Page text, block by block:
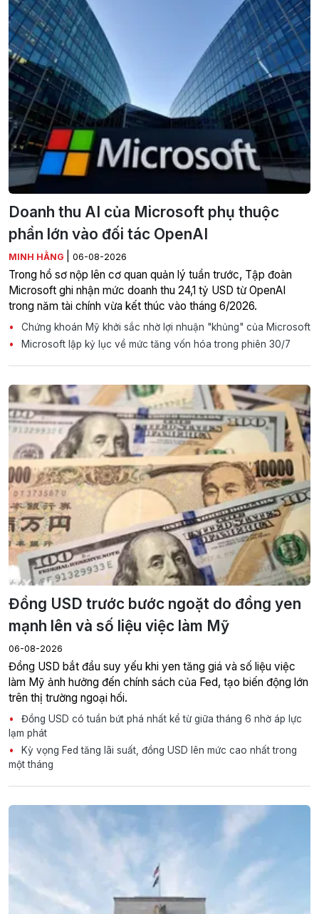
Doanh thu AI của Microsoft phụ thuộc
phần lớn vào đối tác OpenAI
MINH HẰNG 06-08-2026
Trong hồ sơ nộp lên cơ quan quản lý tuần trước, Tập đoàn
Microsoft ghi nhận mức doanh thu 24,1 tỷ USD từ OpenAI
trong năm tài chính vừa kết thúc vào tháng 6/2026.
Chứng khoán Mỹ khởi sắc nhờ lợi nhuận "khủng" của Microsoft
Microsoft lập kỷ lục về mức tăng vốn hóa trong phiên 30/7
Đồng USD trước bước ngoặt do đồng yen
mạnh lên và số liệu việc làm Mỹ
06-08-2026
Đồng USD bắt đầu suy yếu khi yen tăng giá và số liệu việc
làm Mỹ ảnh hưởng đến chính sách của Fed, tạo biến động lớn
trên thị trường ngoại hối.
Đồng USD có tuần bứt phá nhất kể từ giữa tháng 6 nhờ áp lực
lạm phát
Kỳ vọng Fed tăng lãi suất, đồng USD lên mức cao nhất trong
một tháng